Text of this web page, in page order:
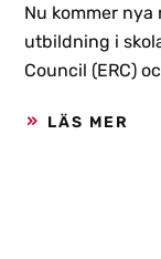
Nu kommer nya
utbildning i
Council (ERC)
kallas ”Kids
LÄS MER